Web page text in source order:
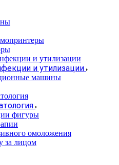
и утилизации
машины
фигуры
омоложения
за лицом